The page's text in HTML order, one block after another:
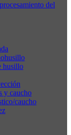
del
husillo
y caucho
caucho